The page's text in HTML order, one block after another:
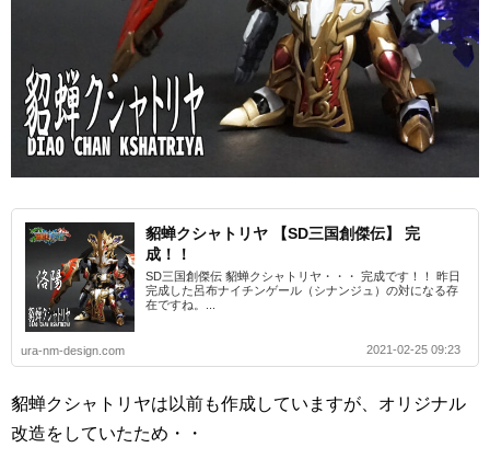
貂蝉クシャトリヤ 【SD三国創傑伝】 完
成！！
SD三国創傑伝 貂蝉クシャトリヤ・・・ 完成です！！ 昨日
完成した呂布ナイチンゲール（シナンジュ）の対になる存
在ですね。...
ura-nm-design.com 2021-02-25 09:23
貂蝉クシャトリヤは以前も作成していますが、オリジナル
改造をしていたため・・